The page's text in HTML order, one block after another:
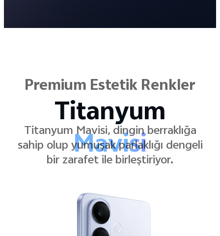
Premium Estetik Renkler
TitanyumSiyahı
Titanyum Siyahı, temiz çizgileri asla
arka planda kalmayan bir siyahla
birleştirerek keskin ve modern bir